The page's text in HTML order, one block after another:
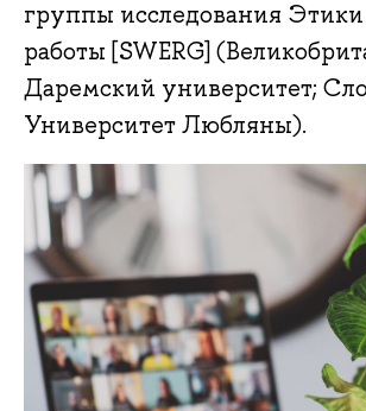
группы исследования
работы [SWERG]
Даремский университет;
Университет Любляны).